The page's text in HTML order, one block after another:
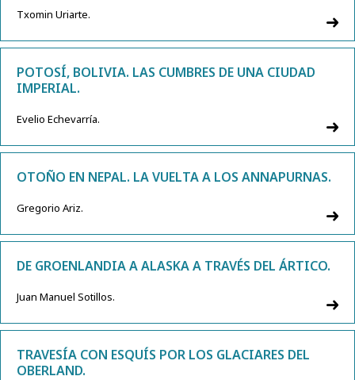
Txomin Uriarte.
POTOSÍ, BOLIVIA. LAS CUMBRES DE UNA CIUDAD
IMPERIAL.
Evelio Echevarría.
OTOÑO EN NEPAL. LA VUELTA A LOS ANNAPURNAS.
Gregorio Ariz.
DE GROENLANDIA A ALASKA A TRAVÉS DEL ÁRTICO.
Juan Manuel Sotillos.
TRAVESÍA CON ESQUÍS POR LOS GLACIARES DEL
OBERLAND.